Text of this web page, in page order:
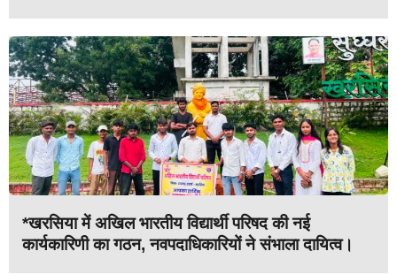
*खरसिया में अखिल भारतीय विद्यार्थी परिषद की नई
कार्यकारिणी का गठन, नवपदाधिकारियों ने संभाला दायित्व।